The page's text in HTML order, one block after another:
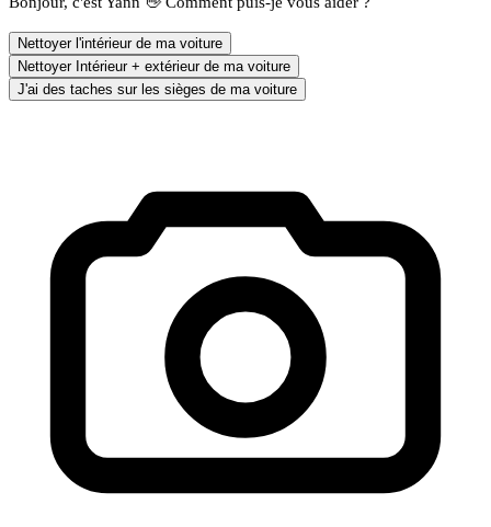
Nettoyer l'intérieur de ma voiture
Nettoyer Intérieur + extérieur de ma voiture
J'ai des taches sur les sièges de ma voiture